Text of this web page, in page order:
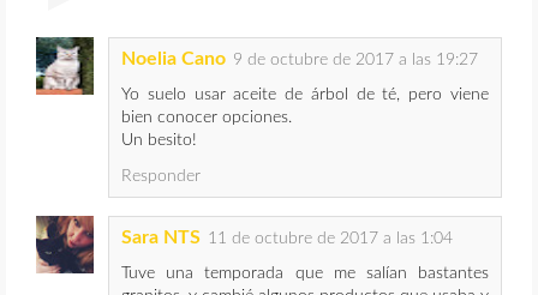
Noelia Cano 9 de octubre de 2017 a las 19:27
Yo suelo usar aceite de árbol de té, pero viene
bien conocer opciones.
Un besito!
Responder
Sara NTS 11 de octubre de 2017 a las 1:04
Tuve una temporada que me salían bastantes